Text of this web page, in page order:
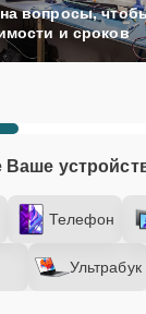
Ваше
Телефон
Ультрабук
вопросы,
и сроков